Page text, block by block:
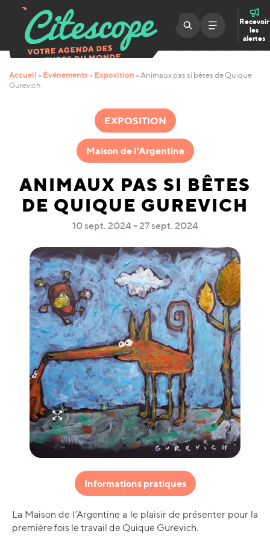
Recevoir
les
alertes
Accueil » Événements » Exposition » Animaux pas si bêtes de Quique
Gurevich
EXPOSITION
Maison de l'Argentine
ANIMAUX PAS SI BÊTES
DE QUIQUE GUREVICH
10 sept. 2024 - 27 sept. 2024
Informations pratiques
La Maison de l’Argentine a le plaisir de présenter pour la
première fois le travail de Quique Gurevich.